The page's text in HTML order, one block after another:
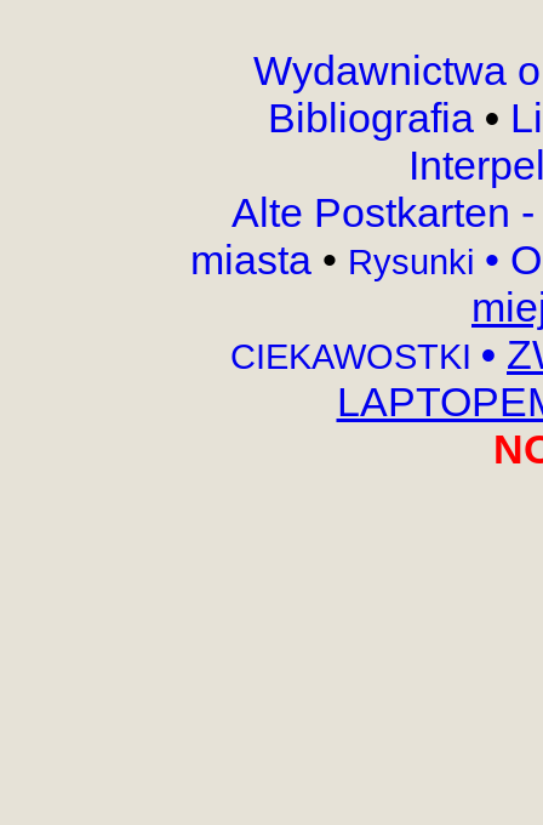
Wydawnictwa
Bibliografia •
Alte Postkarten
miasta• Rysunki •
CIEKAWOSTKI •